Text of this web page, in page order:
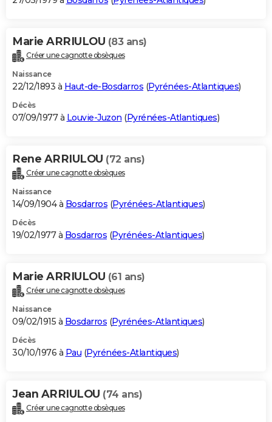
Marie ARRIULOU (83 ans)
Créer une cagnotte obsèques
Naissance
22/12/1893 à Haut-de-Bosdarros (Pyrénées-Atlantiques)
Décès
07/09/1977 à Louvie-Juzon (Pyrénées-Atlantiques)
Rene ARRIULOU (72 ans)
Créer une cagnotte obsèques
Naissance
14/09/1904 à Bosdarros (Pyrénées-Atlantiques)
Décès
19/02/1977 à Bosdarros (Pyrénées-Atlantiques)
Marie ARRIULOU (61 ans)
Créer une cagnotte obsèques
Naissance
09/02/1915 à Bosdarros (Pyrénées-Atlantiques)
Décès
30/10/1976 à Pau (Pyrénées-Atlantiques)
Jean ARRIULOU (74 ans)
Créer une cagnotte obsèques